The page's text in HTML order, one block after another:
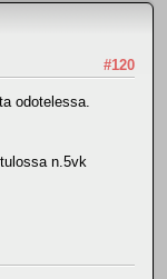
#120
odotelessa.
n.5vk